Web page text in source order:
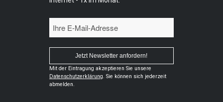
Mit der Eintragung akzeptieren Sie unsere
Datenschutzerklärung. Sie können sich jederzeit
abmelden.